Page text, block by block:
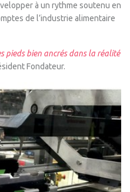
à un rythme soutenu en
de l’industrie alimentaire
pieds bien ancrés dans la réalité
Fondateur.